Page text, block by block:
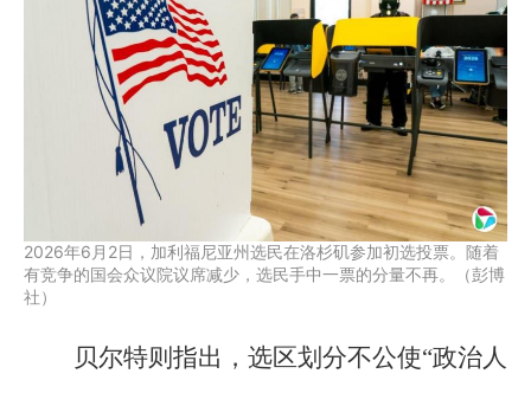
2026年6月2日，加利福尼亚州选民在洛杉矶参加初选投票。随着
有竞争的国会众议院议席减少，选民手中一票的分量不再。（彭博
社）
贝尔特则指出，选区划分不公使“政治人